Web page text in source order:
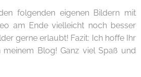
folgenden eigenen Bildern mit
am Ende vielleicht noch besser
gerne erlaubt! Fazit: Ich hoffe Ihr
Blog! Ganz viel Spaß und